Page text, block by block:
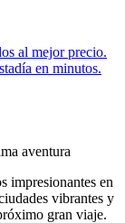
al mejor precio.
en minutos.
aventura
impresionantes en
vibrantes y
gran viaje.